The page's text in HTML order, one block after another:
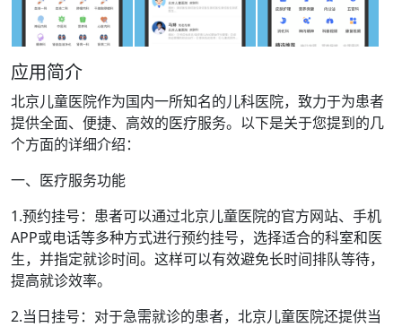
应用简介
北京儿童医院作为国内一所知名的儿科医院，致力于为患者
提供全面、便捷、高效的医疗服务。以下是关于您提到的几
个方面的详细介绍：
一、医疗服务功能
1.预约挂号：患者可以通过北京儿童医院的官方网站、手机
APP或电话等多种方式进行预约挂号，选择适合的科室和医
生，并指定就诊时间。这样可以有效避免长时间排队等待，
提高就诊效率。
2.当日挂号：对于急需就诊的患者，北京儿童医院还提供当